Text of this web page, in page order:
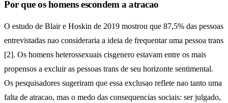
Por que os homens escondem a atracao
O estudo de Blair e Hoskin de 2019 mostrou que 87,5% das pessoas
entrevistadas nao consideraria a ideia de frequentar uma pessoa trans
[2]. Os homens heterossexuais cisgenero estavam entre os mais
propensos a excluir as pessoas trans de seu horizonte sentimental.
Os pesquisadores sugeriram que essa exclusao reflete nao tanto uma
falta de atracao, mas o medo das consequencias sociais: ser julgado,